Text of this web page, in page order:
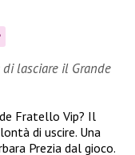
lasciare il Grande
Fratello Vip? Il
di uscire. Una
Prezia dal gioco.